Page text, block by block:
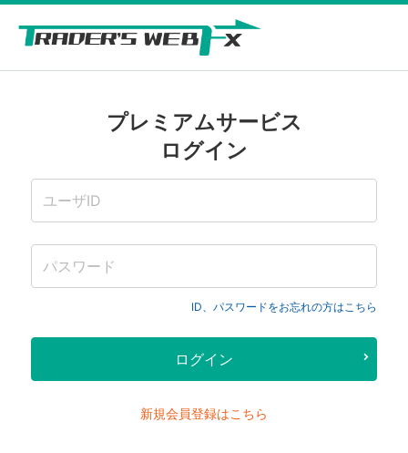
プレミアムサービス
ログイン
ID、パスワードをお忘れの方はこちら
新規会員登録はこちら